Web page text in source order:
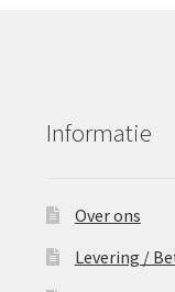
Informatie
Over ons
Levering /